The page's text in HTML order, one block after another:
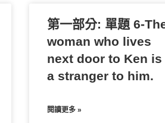
第一部分: 單題 6-
woman who lives
next door to Ken is
a stranger to him.
閱讀更多 »